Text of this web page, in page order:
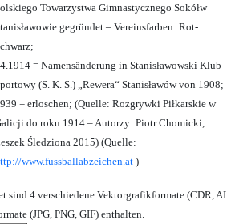
Towarzystwa Gimnastycznego Sokółw
gegründet – Vereinsfarben: Rot-
= Namensänderung in Stanisławowski Klub
(S. K. S.) „Rewera“ Stanisławów von 1908;
= erloschen; (Quelle: Rozgrywki Piłkarskie w
do roku 1914 – Autorzy: Piotr Chomicki,
Śledziona 2015) (Quelle:
www.fussballabzeichen.at )
sind 4 verschiedene Vektorgrafikformate (CDR, AI
(JPG, PNG, GIF) enthalten.